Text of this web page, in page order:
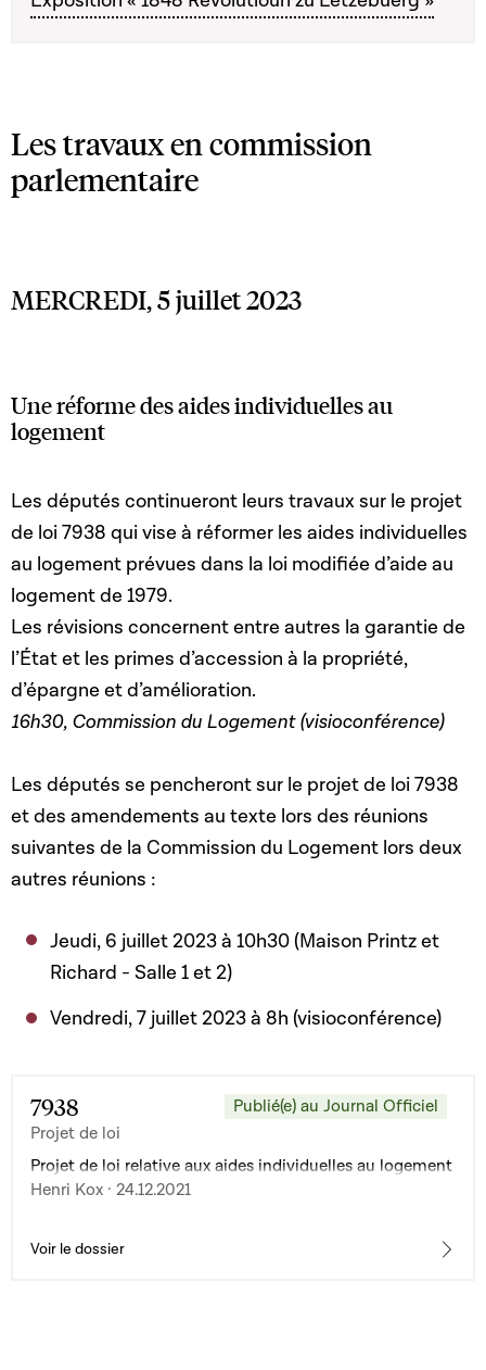
Les travaux en commission
parlementaire
MERCREDI, 5 juillet 2023
Une réforme des aides individuelles au
logement
Les députés continueront leurs travaux sur le projet
de loi 7938 qui vise à réformer les aides individuelles
au logement prévues dans la loi modifiée d’aide au
logement de 1979.
Les révisions concernent entre autres la garantie de
l’État et les primes d’accession à la propriété,
d’épargne et d’amélioration.
16h30, Commission du Logement (visioconférence)
Les députés se pencheront sur le projet de loi 7938
et des amendements au texte lors des réunions
suivantes de la Commission du Logement lors deux
autres réunions :
Jeudi, 6 juillet 2023 à 10h30 (Maison Printz et
Richard - Salle 1 et 2)
Vendredi, 7 juillet 2023 à 8h (visioconférence)
7938
Projet de loi
Publié(e) au Journal Officiel
Projet de loi relative aux aides individuelles au logement
Henri Kox · 24.12.2021
Voir le dossier